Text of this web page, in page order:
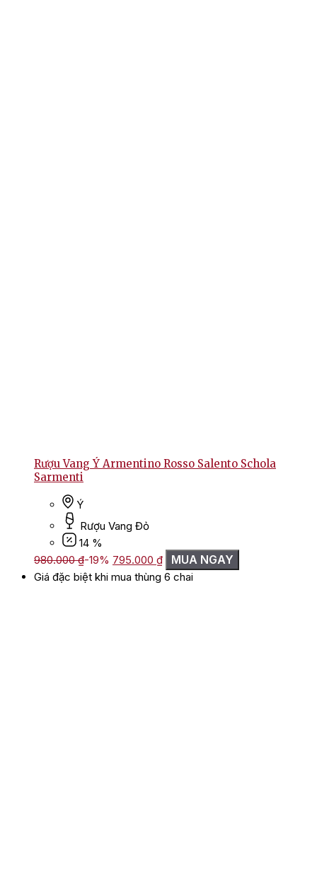
Rượu Vang Ý Armentino Rosso Salento Schola
Sarmenti
Ý
Rượu Vang Đỏ
14 %
980.000₫-19% Giá
gốc
là:
795.000 ₫Giá
hiện
tại
MUA NGAY
Giá đặc biệt khi mua thùng 6 chai